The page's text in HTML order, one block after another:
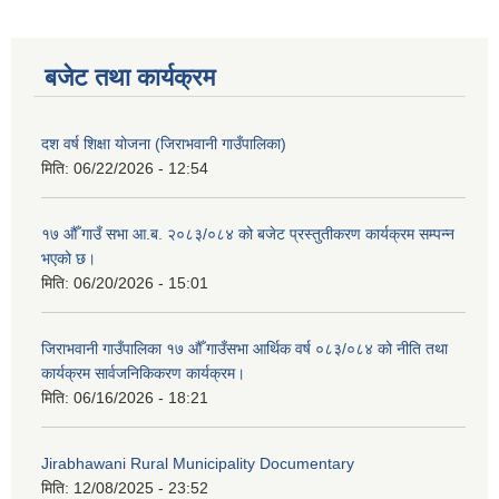
बजेट तथा कार्यक्रम
दश वर्ष शिक्षा योजना (जिराभवानी गाउँपालिका)
मिति: 06/22/2026 - 12:54
१७ औँ गाउँ सभा आ.ब. २०८३/०८४ को बजेट प्रस्तुतीकरण कार्यक्रम सम्पन्न
भएको छ।
मिति: 06/20/2026 - 15:01
जिराभवानी गाउँपालिका १७ औँ गाउँसभा आर्थिक वर्ष ०८३/०८४ को नीति तथा
कार्यक्रम सार्वजनिकिकरण कार्यक्रम।
मिति: 06/16/2026 - 18:21
Jirabhawani Rural Municipality Documentary
मिति: 12/08/2025 - 23:52